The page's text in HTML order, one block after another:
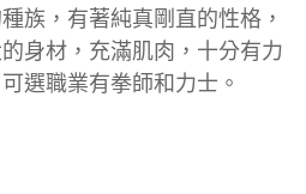
族，有著純真剛直的性格，
身材，充滿肌肉，十分有力
選職業有拳師和力士。